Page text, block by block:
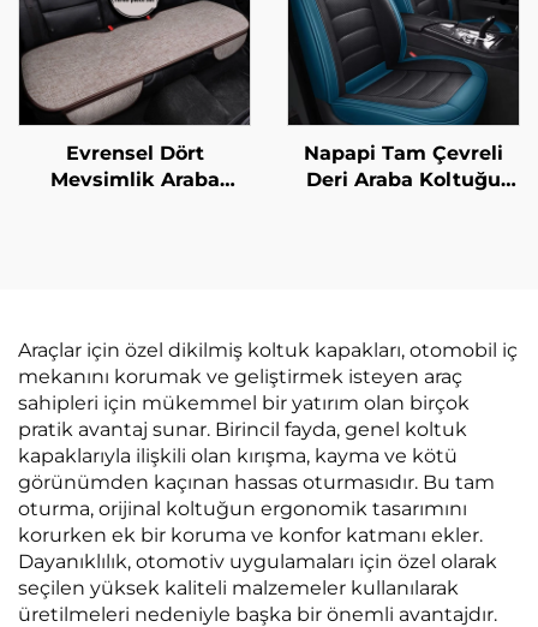
Evrensel Dört
Mevsimlik Araba
Napapi Tam Çevreli
Deri Araba Koltuğu
Polo Arabaları İçin
Araçlar için özel dikilmiş koltuk kapakları, otomobil iç
mekanını korumak ve geliştirmek isteyen araç
sahipleri için mükemmel bir yatırım olan birçok
pratik avantaj sunar. Birincil fayda, genel koltuk
kapaklarıyla ilişkili olan kırışma, kayma ve kötü
görünümden kaçınan hassas oturmasıdır. Bu tam
oturma, orijinal koltuğun ergonomik tasarımını
korurken ek bir koruma ve konfor katmanı ekler.
Dayanıklılık, otomotiv uygulamaları için özel olarak
seçilen yüksek kaliteli malzemeler kullanılarak
üretilmeleri nedeniyle başka bir önemli avantajdır.